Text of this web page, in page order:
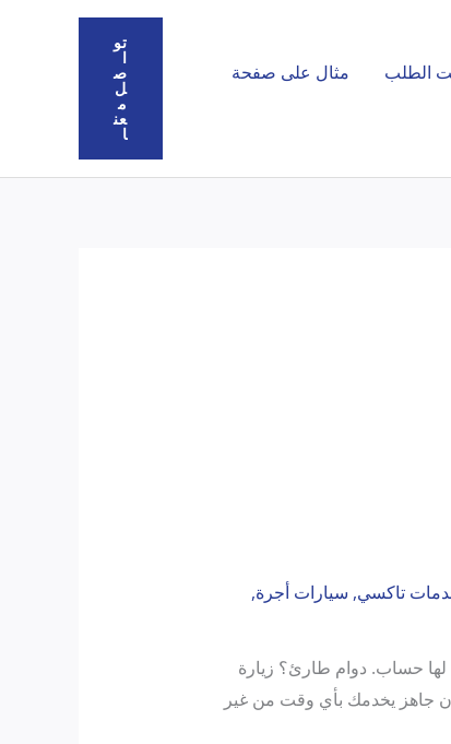
الطلب
مثال على صفحة
تو
ا
ص
ل
م
عن
ا
تاكسي, سيارات أجرة,
لها حساب. دوام طارئ؟ زيارة
تفكر فيها. هنا يجي دور تاكسي الكويت 24 ساعة، اللي يكون جاهز يخدمك بأي وقت من غير